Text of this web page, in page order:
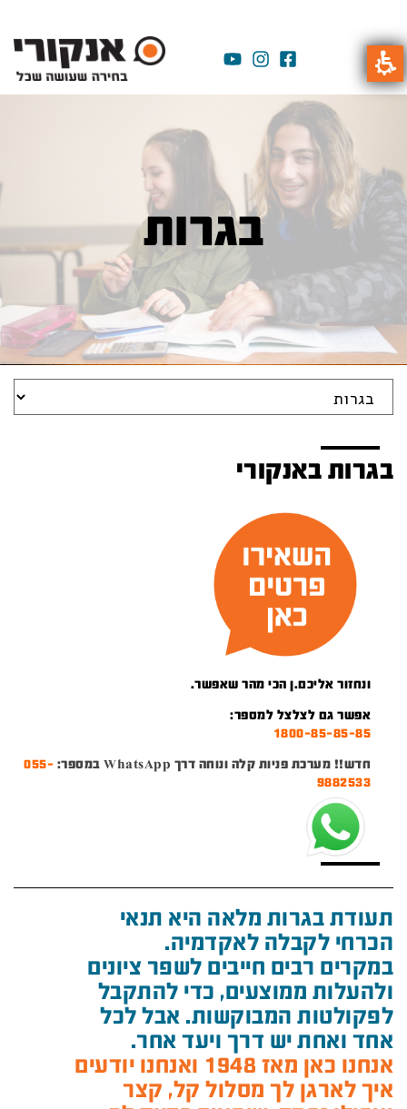
בגרות
בגרות באנקורי
ונחזור אליכם.ן הכי מהר שאפשר.
אפשר גם לצלצל למספר:
1800-85-85-85
חדש!! מערכת פניות קלה ונוחה דרך WhatsApp במספר:
055-
9882533
תעודת בגרות מלאה היא תנאי
הכרחי לקבלה לאקדמיה.
במקרים רבים חייבים לשפר ציונים
ולהעלות ממוצעים, כדי להתקבל
לפקולטות המבוקשות. אבל לכל
אחד ואחת יש דרך ויעד אחר.
אנחנו כאן מאז 1948 ואנחנו יודעים
איך לארגן לך מסלול קל, קצר